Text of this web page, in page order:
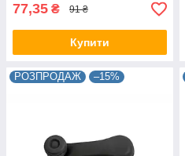
77,35 ₴ 91 ₴
Купити
РОЗПРОДАЖ –15%